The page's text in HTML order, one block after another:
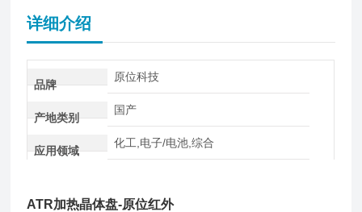
详细介绍
品牌
原位科技
产地类别
国产
应用领域
化工,电子/电池,综合
ATR加热晶体盘-原位红外